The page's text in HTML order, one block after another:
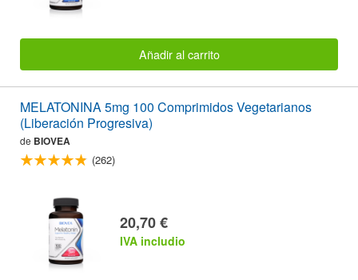
Añadir al carrito
MELATONINA 5mg 100 Comprimidos Vegetarianos
(Liberación Progresiva)
de BIOVEA
(262)
20,70 €
IVA includio